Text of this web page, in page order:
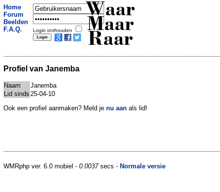
Home
Forum
Beelden
F.A.Q.
Login onthouden
Waar
Maar
Raar
Profiel van Janemba
Naam
Janemba
Lid sinds 25-04-10
Ook een profiel aanmaken? Meld je nu aan als lid!
WMRphp ver. 6.0 mobiel - 0.0037secs - Normale versie